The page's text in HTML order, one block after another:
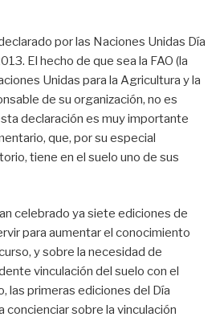
por las Naciones Unidas Día
El hecho de que sea la FAO (la
Unidas para la Agricultura y la
de su organización, no es
declaración es muy importante
que, por su especial
tiene en el suelo uno de sus
celebrado ya siete ediciones de
para aumentar el conocimiento
y sobre la necesidad de
vinculación del suelo con el
las primeras ediciones del Día
concienciar sobre la vinculación